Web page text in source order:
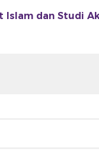
Islam dan Studi